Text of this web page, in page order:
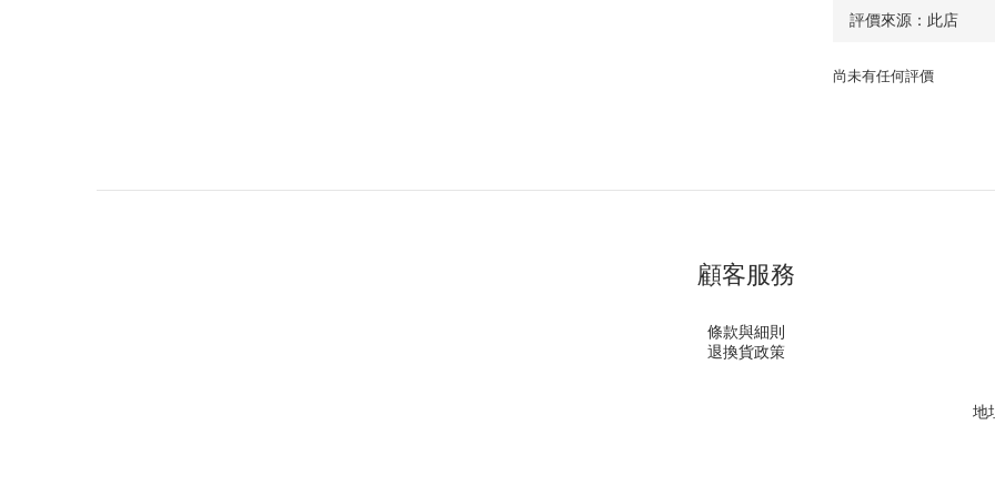
尚未有任何評價
顧客服務
條款與細則
退換貨政策
地